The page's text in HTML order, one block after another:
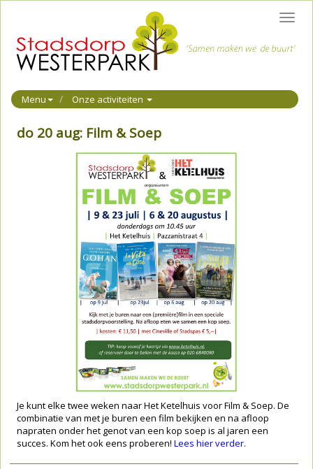
Menu Onze activiteiten
do 20 aug: Film & Soep
Je kunt elke twee weken naar Het Ketelhuis voor Film & Soep. De
combinatie van met je buren een film bekijken en na afloop
napraten onder het genot van een kop soep is al jaren een
succes. Kom het ook eens proberen! Lees hier verder.